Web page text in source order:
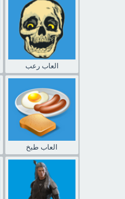
العاب رعب
العاب طبخ